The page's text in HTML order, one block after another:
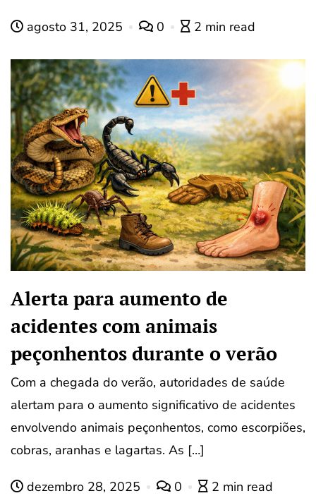
agosto 31, 2025 0 2 min read
Alerta para aumento de
acidentes com animais
peçonhentos durante o verão
Com a chegada do verão, autoridades de saúde
alertam para o aumento significativo de acidentes
envolvendo animais peçonhentos, como escorpiões,
cobras, aranhas e lagartas. As […]
dezembro 28, 2025 0 2 min read